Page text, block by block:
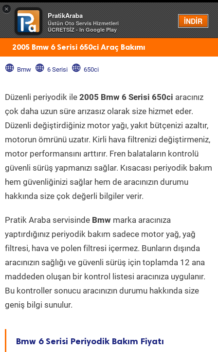
×
PratikAraba
Üstün Oto Servis Hizmetleri
ÜCRETSİZ - In Google Play
İNDİR
Menü
2005 Bmw 6 Serisi 650ci Araç Bakımı
Bmw 6 Serisi 650ci
Düzenli periyodik ile 2005 Bmw 6 Serisi 650ci aracınız
çok daha uzun süre arızasız olarak size hizmet eder.
Düzenli değiştirdiğiniz motor yağı, yakıt bütçenizi azaltır,
motorun ömrünü uzatır. Kirli hava filtrenizi değiştirmeniz,
motor performansını arttırır. Fren balataların kontrolü
güvenli sürüş yapmanızı sağlar. Kısacası periyodik bakım
hem güvenliğinizi sağlar hem de aracınızın durumu
hakkında size çok değerli bilgiler verir.
Pratik Araba servisinde Bmw marka aracınıza
yaptırdığınız periyodik bakım sadece motor yağ, yağ
filtresi, hava ve polen filtresi içermez. Bunların dışında
aracınızın sağlığı ve güvenli sürüş için toplamda 12 ana
maddeden oluşan bir kontrol listesi aracınıza uygulanır.
Bu kontroller sonucu aracınızın durumu hakkında size
geniş bilgi sunulur.
Bmw 6 Serisi Periyodik Bakım Fiyatı